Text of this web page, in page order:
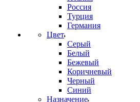
Россия
Турция
Германия
Цвет
Серый
Белый
Бежевый
Коричневый
Черный
Синий
Назначение